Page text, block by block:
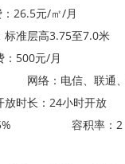
元/㎡/月
高3.75至7.0米
元/月
网络：电信、联通
长：24小时开放
容积率：2